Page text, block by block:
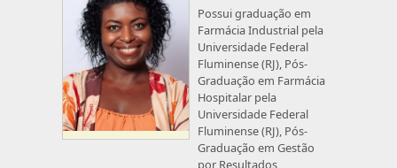
Possui graduação em
Farmácia Industrial pela
Universidade Federal
Fluminense (RJ), Pós-
Graduação em Farmácia
Hospitalar pela
Universidade Federal
Fluminense (RJ), Pós-
Graduação em Gestão
por Resultados,